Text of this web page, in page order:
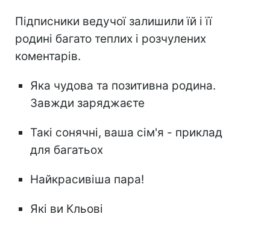
Підписники ведучої залишили їй і її
родині багато теплих і розчулених
коментарів.
Яка чудова та позитивна родина.
Завжди заряджаєте
Такі сонячні, ваша сім'я - приклад
для багатьох
Найкрасивіша пара!
Які ви Кльові